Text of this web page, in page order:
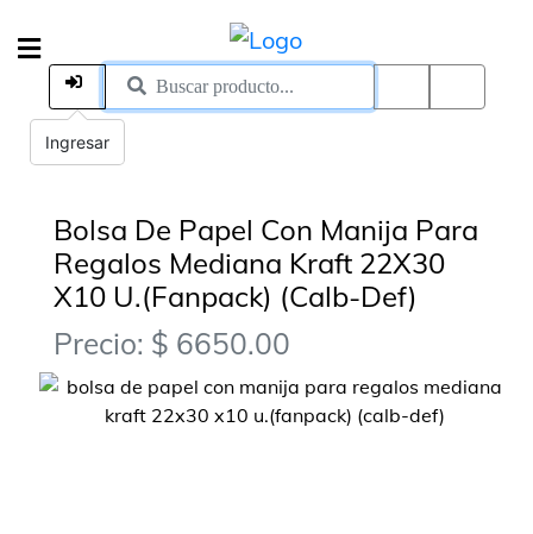
Bolsa De Papel Con Manija Para
Regalos Mediana Kraft 22X30
X10 U.(Fanpack) (Calb-Def)
Precio: $ 6650.00
Ingresar